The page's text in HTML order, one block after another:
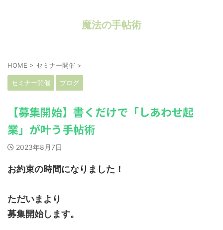
魔法の手帖術
HOME > セミナー開催 >
セミナー開催 ブログ
【募集開始】書くだけで「しあわせ起
業」が叶う手帖術
2023年8月7日
お約束の時間になりました！
ただいまより
募集開始します。